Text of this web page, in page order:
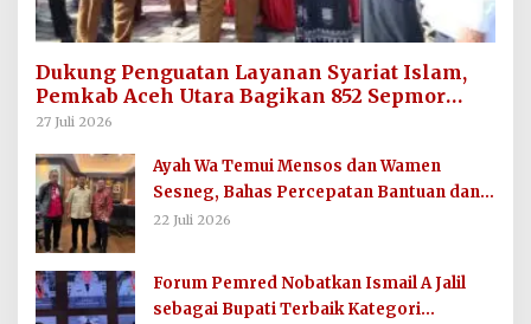
Dukung Penguatan Layanan Syariat Islam,
Pemkab Aceh Utara Bagikan 852 Sepmor
untuk Imum Gampong
27 Juli 2026
Ayah Wa Temui Mensos dan Wamen
Sesneg, Bahas Percepatan Bantuan dan
Dana Direktif Presiden
22 Juli 2026
Forum Pemred Nobatkan Ismail A Jalil
sebagai Bupati Terbaik Kategori